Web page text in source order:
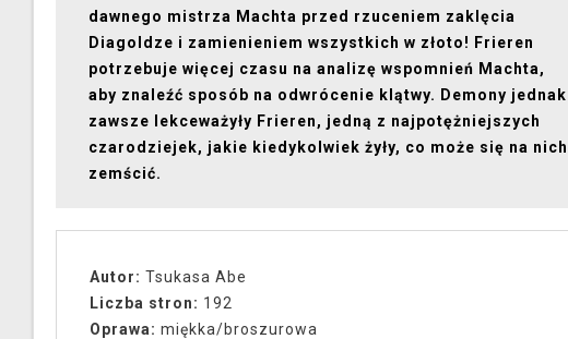
dawnego mistrza Machta przed rzuceniem zaklęcia
Diagoldze i zamienieniem wszystkich w złoto! Frieren
potrzebuje więcej czasu na analizę wspomnień Machta,
aby znaleźć sposób na odwrócenie klątwy. Demony jednak
zawsze lekceważyły Frieren, jedną z najpotężniejszych
czarodziejek, jakie kiedykolwiek żyły, co może się na nich
zemścić.
Autor: Tsukasa Abe
Liczba stron: 192
Oprawa: miękka/broszurowa